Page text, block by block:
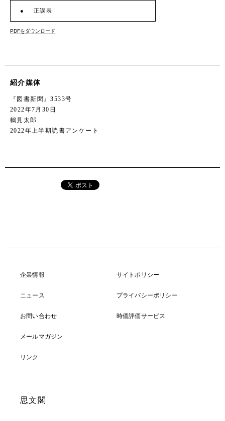
正誤表
PDFをダウンロード
紹介媒体
『図書新聞』3533号
2022年7月30日
鶴見太郎
2022年上半期読書アンケート
企業情報
ニュース
お問い合わせ
メールマガジン
リンク
サイトポリシー
プライバシーポリシー
時価評価サービス
思文閣